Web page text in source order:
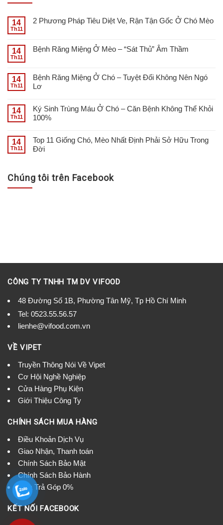
14
Th11
2 Phương Pháp Tiêu Diệt Ve, Rận Tận Gốc Ở Chó Mèo
14
Th11
Bệnh Răng Miệng Ở Mèo – “Sát Thủ” Âm Thầm
14
Th11
Bệnh Răng Miệng Ở Chó – Tuyệt Đối Không Nên Ngó
Lơ
14
Th11
Ký Sinh Trùng Máu Ở Chó – Căn Bệnh Không Thể Khỏi
100%
14
Th11
Top 11 Giống Chó, Mèo Nhất Định Phải Sở Hữu Trong
Đời
Chúng tôi trên Facebook
CÔNG TY TNHH TM DV VIFOOD
48 Đường Số 1B, Phường Tân Mỹ, Tp Hồ Chí Minh
Tel: 0523.55.56.57
lienhe@vifood.com.vn
VỀ VIPET
Truyền Thông Nói Về Vipet
Cơ Hội Nghề Nghiệp
Cửa Hàng Phụ Kiện
Giới Thiệu Công Ty
CHÍNH SÁCH MUA HÀNG
Điều Khoản Dịch Vụ
Giao Nhận, Thanh toán
Chính Sách Bảo Mật
Chính Sách Bảo Hành
Mua Trả Góp 0%
KẾT NỐI FACEBOOK